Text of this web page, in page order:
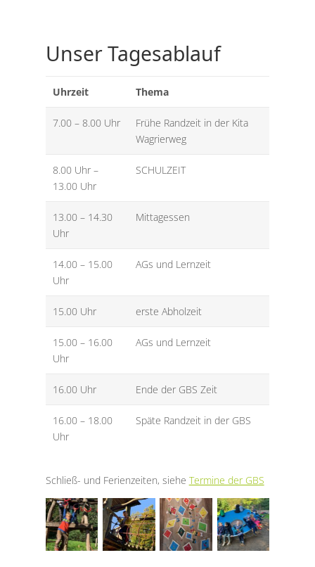
Unser Tagesablauf
Uhrzeit Thema
7.00 – 8.00 Uhr
Frühe Randzeit in der Kita
Wagrierweg
8.00 Uhr –
13.00 Uhr
SCHULZEIT
13.00 – 14.30
Uhr
Mittagessen
14.00 – 15.00
Uhr
AGs und Lernzeit
15.00 Uhr erste Abholzeit
15.00 – 16.00
Uhr
AGs und Lernzeit
16.00 Uhr Ende der GBS Zeit
16.00 – 18.00
Uhr
Späte Randzeit in der GBS
Schließ- und Ferienzeiten, siehe Termine der GBS